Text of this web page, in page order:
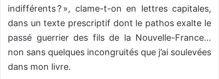
indifférents ? », clame-t-on en lettres capitales,
dans un texte prescriptif dont le pathos exalte le
passé guerrier des fils de la Nouvelle-France…
non sans quelques incongruités que j’ai soulevées
dans mon livre.